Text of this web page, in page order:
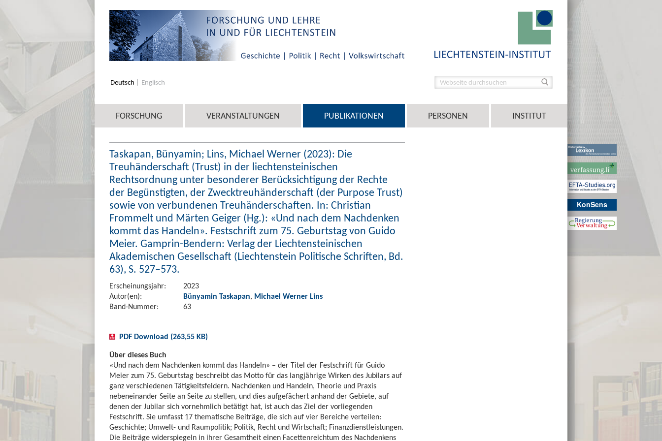
KonSens
Deutsch Englisch
FORSCHUNG VERANSTALTUNGEN PUBLIKATIONEN PERSONEN INSTITUT
Taskapan, Bünyamin; Lins, Michael Werner (2023): Die
Treuhänderschaft (Trust) in der liechtensteinischen
Rechtsordnung unter besonderer Berücksichtigung der Rechte
der Begünstigten, der Zwecktreuhänderschaft (der Purpose Trust)
sowie von verbundenen Treuhänderschaften. In: Christian
Frommelt und Märten Geiger (Hg.): «Und nach dem Nachdenken
kommt das Handeln». Festschrift zum 75. Geburtstag von Guido
Meier. Gamprin-Bendern: Verlag der Liechtensteinischen
Akademischen Gesellschaft (Liechtenstein Politische Schriften, Bd.
63), S. 527–573.
Erscheinungsjahr:
2023
Autor(en):
Bünyamin Taskapan, Michael Werner Lins
Band-Nummer:
63
PDF Download (263,55 KB)
Über dieses Buch
«Und nach dem Nachdenken kommt das Handeln» – der Titel der Festschrift für Guido
Meier zum 75. Geburtstag beschreibt das Motto für das langjährige Wirken des Jubilars auf
ganz verschiedenen Tätigkeitsfeldern. Nachdenken und Handeln, Theorie und Praxis
nebeneinander Seite an Seite zu stellen, und dies aufgefächert anhand der Gebiete, auf
denen der Jubilar sich vornehmlich betätigt hat, ist auch das Ziel der vorliegenden
Festschrift. Sie umfasst 17 thematische Beiträge, die sich auf vier Bereiche verteilen:
Geschichte; Umwelt- und Raumpolitik; Politik, Recht und Wirtschaft; Finanzdienstleistungen.
Die Beiträge widerspiegeln in ihrer Gesamtheit einen Facettenreichtum des Nachdenkens